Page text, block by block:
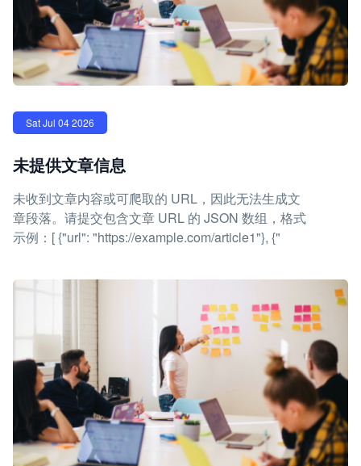
Sat Jul 04 2026
未提供文章信息
未收到文章内容或可爬取的 URL，因此无法生成文
章段落。请提交包含文章 URL 的 JSON 数组，格式
示例：[ {"url": "https://example.com/article1"}, {"